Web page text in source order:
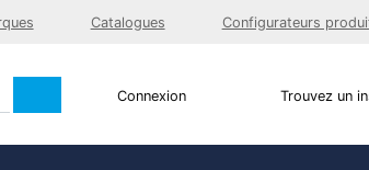
Catalogues Configurateurs
Connexion Trouvez un